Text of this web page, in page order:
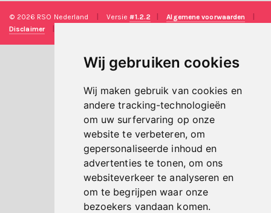
Wij gebruiken cookies
Wij maken gebruik van cookies en
andere tracking-technologieën
om uw surfervaring op onze
website te verbeteren, om
gepersonaliseerde inhoud en
advertenties te tonen, om ons
websiteverkeer te analyseren en
om te begrijpen waar onze
bezoekers vandaan komen.
© 2026 RSO Nederland Versie#1.2.2 Algemene voorwaarden
Disclaimer